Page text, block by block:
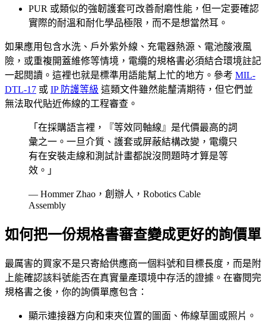
PUR 或類似的強韌護套可改善耐磨性能，但一定要確認
實際的耐溫和耐化學品極限，而不是想當然耳。
如果應用包含水洗、戶外紫外線、充電器熱源、電池酸液風
險，或重複開蓋維修等情境，電纜的規格書必須結合環境註記
一起閱讀。這裡也就是標準用語能幫上忙的地方。參考 MIL-
DTL-17 或 IP 防護等級 這類文件雖然能釐清期待，但它們並
無法取代貼近佈線的工程審查。
「在採購語言裡，『等效同軸線』是代價最高的詞
彙之一。一旦介質、護套或屏蔽結構改變，電纜只
有在安裝走線和測試計畫都說沒問題時才算是等
效。」
— Hommer Zhao，創辦人，Robotics Cable
Assembly
如何把一份規格書審查變成更好的詢價單
最厲害的買家不是只寄給供應商一個料號和目標長度，而是附
上能確認該料號能否在真實量產環境中存活的證據。在審閱完
規格書之後，你的詢價單應包含：
顯示連接器方向和束夾位置的圖面、佈線草圖或照片。